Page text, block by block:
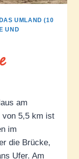
DAS UMLAND (10
UND
am
von 5,5 km ist
im
die Brücke,
Ufer. Am